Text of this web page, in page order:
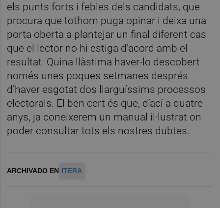
els punts forts i febles dels candidats, que
procura que tothom puga opinar i deixa una
porta oberta a plantejar un final diferent cas
que el lector no hi estiga d’acord amb el
resultat. Quina llàstima haver-lo descobert
només unes poques setmanes després
d’haver esgotat dos llarguíssims processos
electorals. El ben cert és que, d’ací a quatre
anys, ja coneixerem un manual il·lustrat on
poder consultar tots els nostres dubtes.
ARCHIVADO EN ITERA